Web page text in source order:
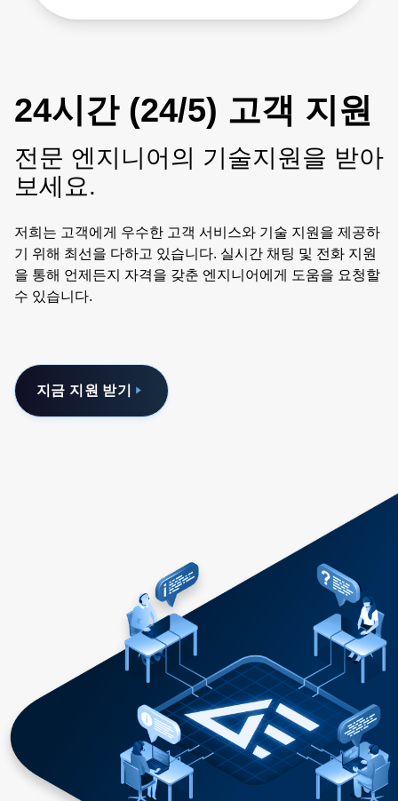
24시간 (24/5) 고객 지원
전문 엔지니어의 기술지원을 받아
보세요.
저희는 고객에게 우수한 고객 서비스와 기술 지원을 제공하
기 위해 최선을 다하고 있습니다. 실시간 채팅 및 전화 지원
을 통해 언제든지 자격을 갖춘 엔지니어에게 도움을 요청할
수 있습니다.
지금 지원 받기